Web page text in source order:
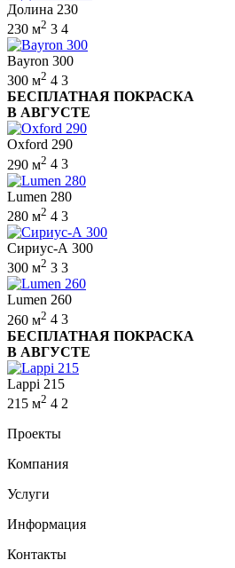
Долина 230
230 м2 3 4
Bayron 300
300 м2 4 3
БЕСПЛАТНАЯ ПОКРАСКА
В АВГУСТЕ
Oxford 290
290 м2 4 3
Lumen 280
280 м2 4 3
Сириус-А 300
300 м2 3 3
Lumen 260
260 м2 4 3
БЕСПЛАТНАЯ ПОКРАСКА
В АВГУСТЕ
Lappi 215
215 м2 4 2
Проекты
Компания
Услуги
Информация
Контакты